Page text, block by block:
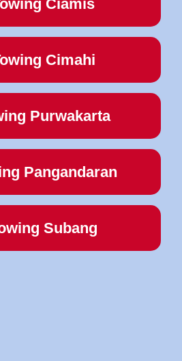
Ciamis
Cimahi
Purwakarta
Pangandaran
Subang